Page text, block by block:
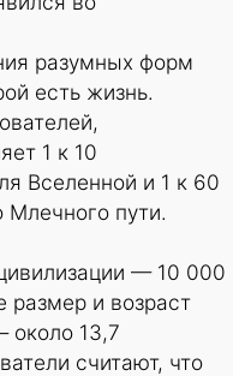
разумных форм
есть жизнь.
1 к 10
Вселенной и 1 к 60
пути.
— 10 000
размер и возраст
около 13,7
считают, что